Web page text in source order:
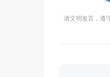
请文明发言，遵